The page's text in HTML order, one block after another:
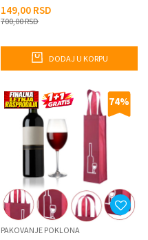
149,00 RSD
700,00RSD
DODAJ U KORPU
74%
PAKOVANJE POKLONA